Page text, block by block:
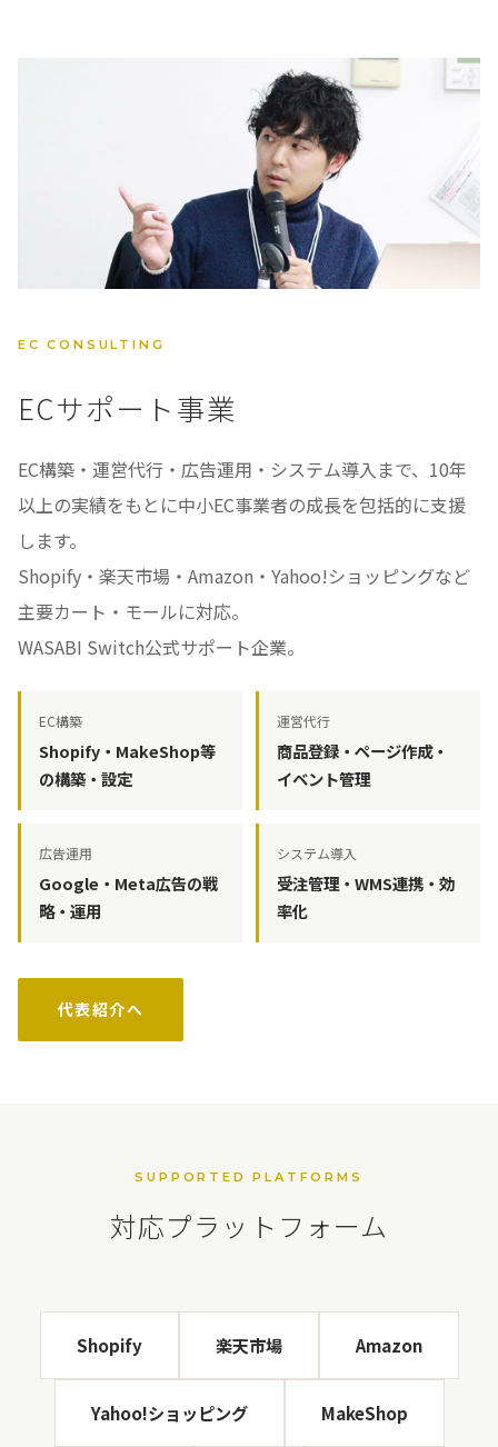
EC CONSULTING
ECサポート事業
EC構築・運営代行・広告運用・システム導入まで、10年
以上の実績をもとに中小EC事業者の成長を包括的に支援
します。
Shopify・楽天市場・Amazon・Yahoo!ショッピングなど
主要カート・モールに対応。
WASABI Switch公式サポート企業。
EC構築
Shopify・MakeShop等
の構築・設定
運営代行
商品登録・ページ作成・
イベント管理
広告運用
Google・Meta広告の戦
略・運用
システム導入
受注管理・WMS連携・効
率化
代表紹介へ
SUPPORTED PLATFORMS
対応プラットフォーム
Shopify 楽天市場 Amazon
Yahoo!ショッピング MakeShop